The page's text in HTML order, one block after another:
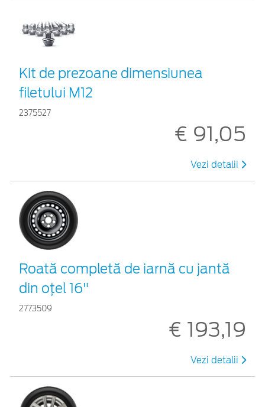
Kit de prezoane dimensiunea
filetului M12
2375527
€ 91,05
Vezi detalii
Roată completă de iarnă cu jantă
din oțel 16"
2773509
€ 193,19
Vezi detalii